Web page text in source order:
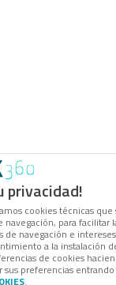
privacidad!
cookies técnicas
navegación, para
de navegación e
a la instalación
de cookies
preferencias
.